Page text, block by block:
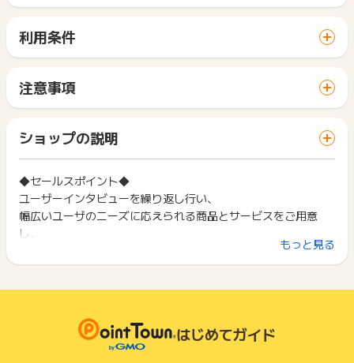
・キャンセル、いたずら注文、入力不備、返品
※ポイントに関するお問い合わせは、
ポイントタウンのサポート
ざいます。
利用条件
サイトに移動してからお申し込みやお買い物が完了するまでの
間に、同じブラウザ（※）で他のサイトに移動した場合はポイン
ト獲得ができません。
「 ショッピングでポイントGET 」ボタンを押した時とサービ
ス・お買い物利用時で、デバイス・ブラウザが異なる場合はポ
イント獲得ができません。
2回以上同じお買い物・サービスをご利用される場合は、毎回
ポイントタウンに戻り、「 ショッピングでポイントGET 」ボ
タンを押してからご利用ください。
下記の事項に該当する場合、広告主側で対象外とみなし、「獲
い物を複数回ご利用された場合
て一度でも同サービス・お買い物を利用されたことがある場合
ご利用前には、Cookieの削除をおこなっていただくことを推奨
注意事項
一部のサービスにつきましては、1商品につき10円単位の金額
は切り捨てとなります。
ポイント獲得が1ポイント未満のものは切り捨てとなり、ポイ
ント履歴には記載されません。
原則として広告主側のポイント等を利用して支払われた金額分
につきましては、ポイントタウンのポイント獲得の対象には含
まれません。
広告主が運営しているサービスの都合もしくは会員様の都合で
商品の交換や一部でもキャンセルされた場合、ポイントが無効
になる可能性もございます。
条件を達成しているかどうかは各広告主ではなく、代理店が行
っているため、広告主はポイントに関する詳細を把握しており
ショップの説明
◆セールスポイント◆
ユーザーインタビューを繰り返し行い、
幅広いユーザのニーズに応えられる商品とサービスをご用意
し、
お客様から「メーカー直営だから安心」という声も頂戴してお
ります。
あらゆる生活空間の収納家具を幅広く取り揃えています。
当ストア限定商品のキッズ収納家具「マミハピ」が特に人気
もっと見る
はじめてガイド